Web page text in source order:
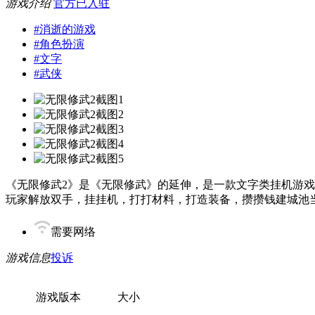
游戏介绍 官方已入驻
#消逝的游戏
#角色扮演
#文字
#武侠
《无限修武2》是《无限修武》的延伸，是一款文字类挂机游戏
玩家解放双手，挂挂机，打打材料，打造装备，攒攒钱建城池
需要网络
游戏信息投诉
游戏版本 大小